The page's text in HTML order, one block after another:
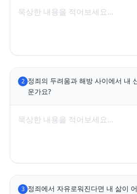
2 정죄의 두려움과 해방 사이에서 내
운가요?
3 정죄에서 자유로워진다면 내 삶이